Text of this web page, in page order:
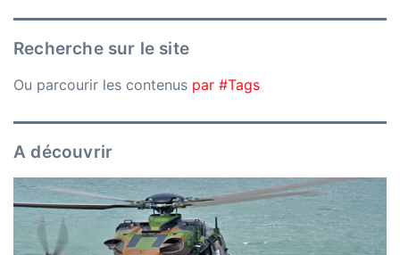
Recherche sur le site
Ou parcourir les contenus par #Tags
A découvrir